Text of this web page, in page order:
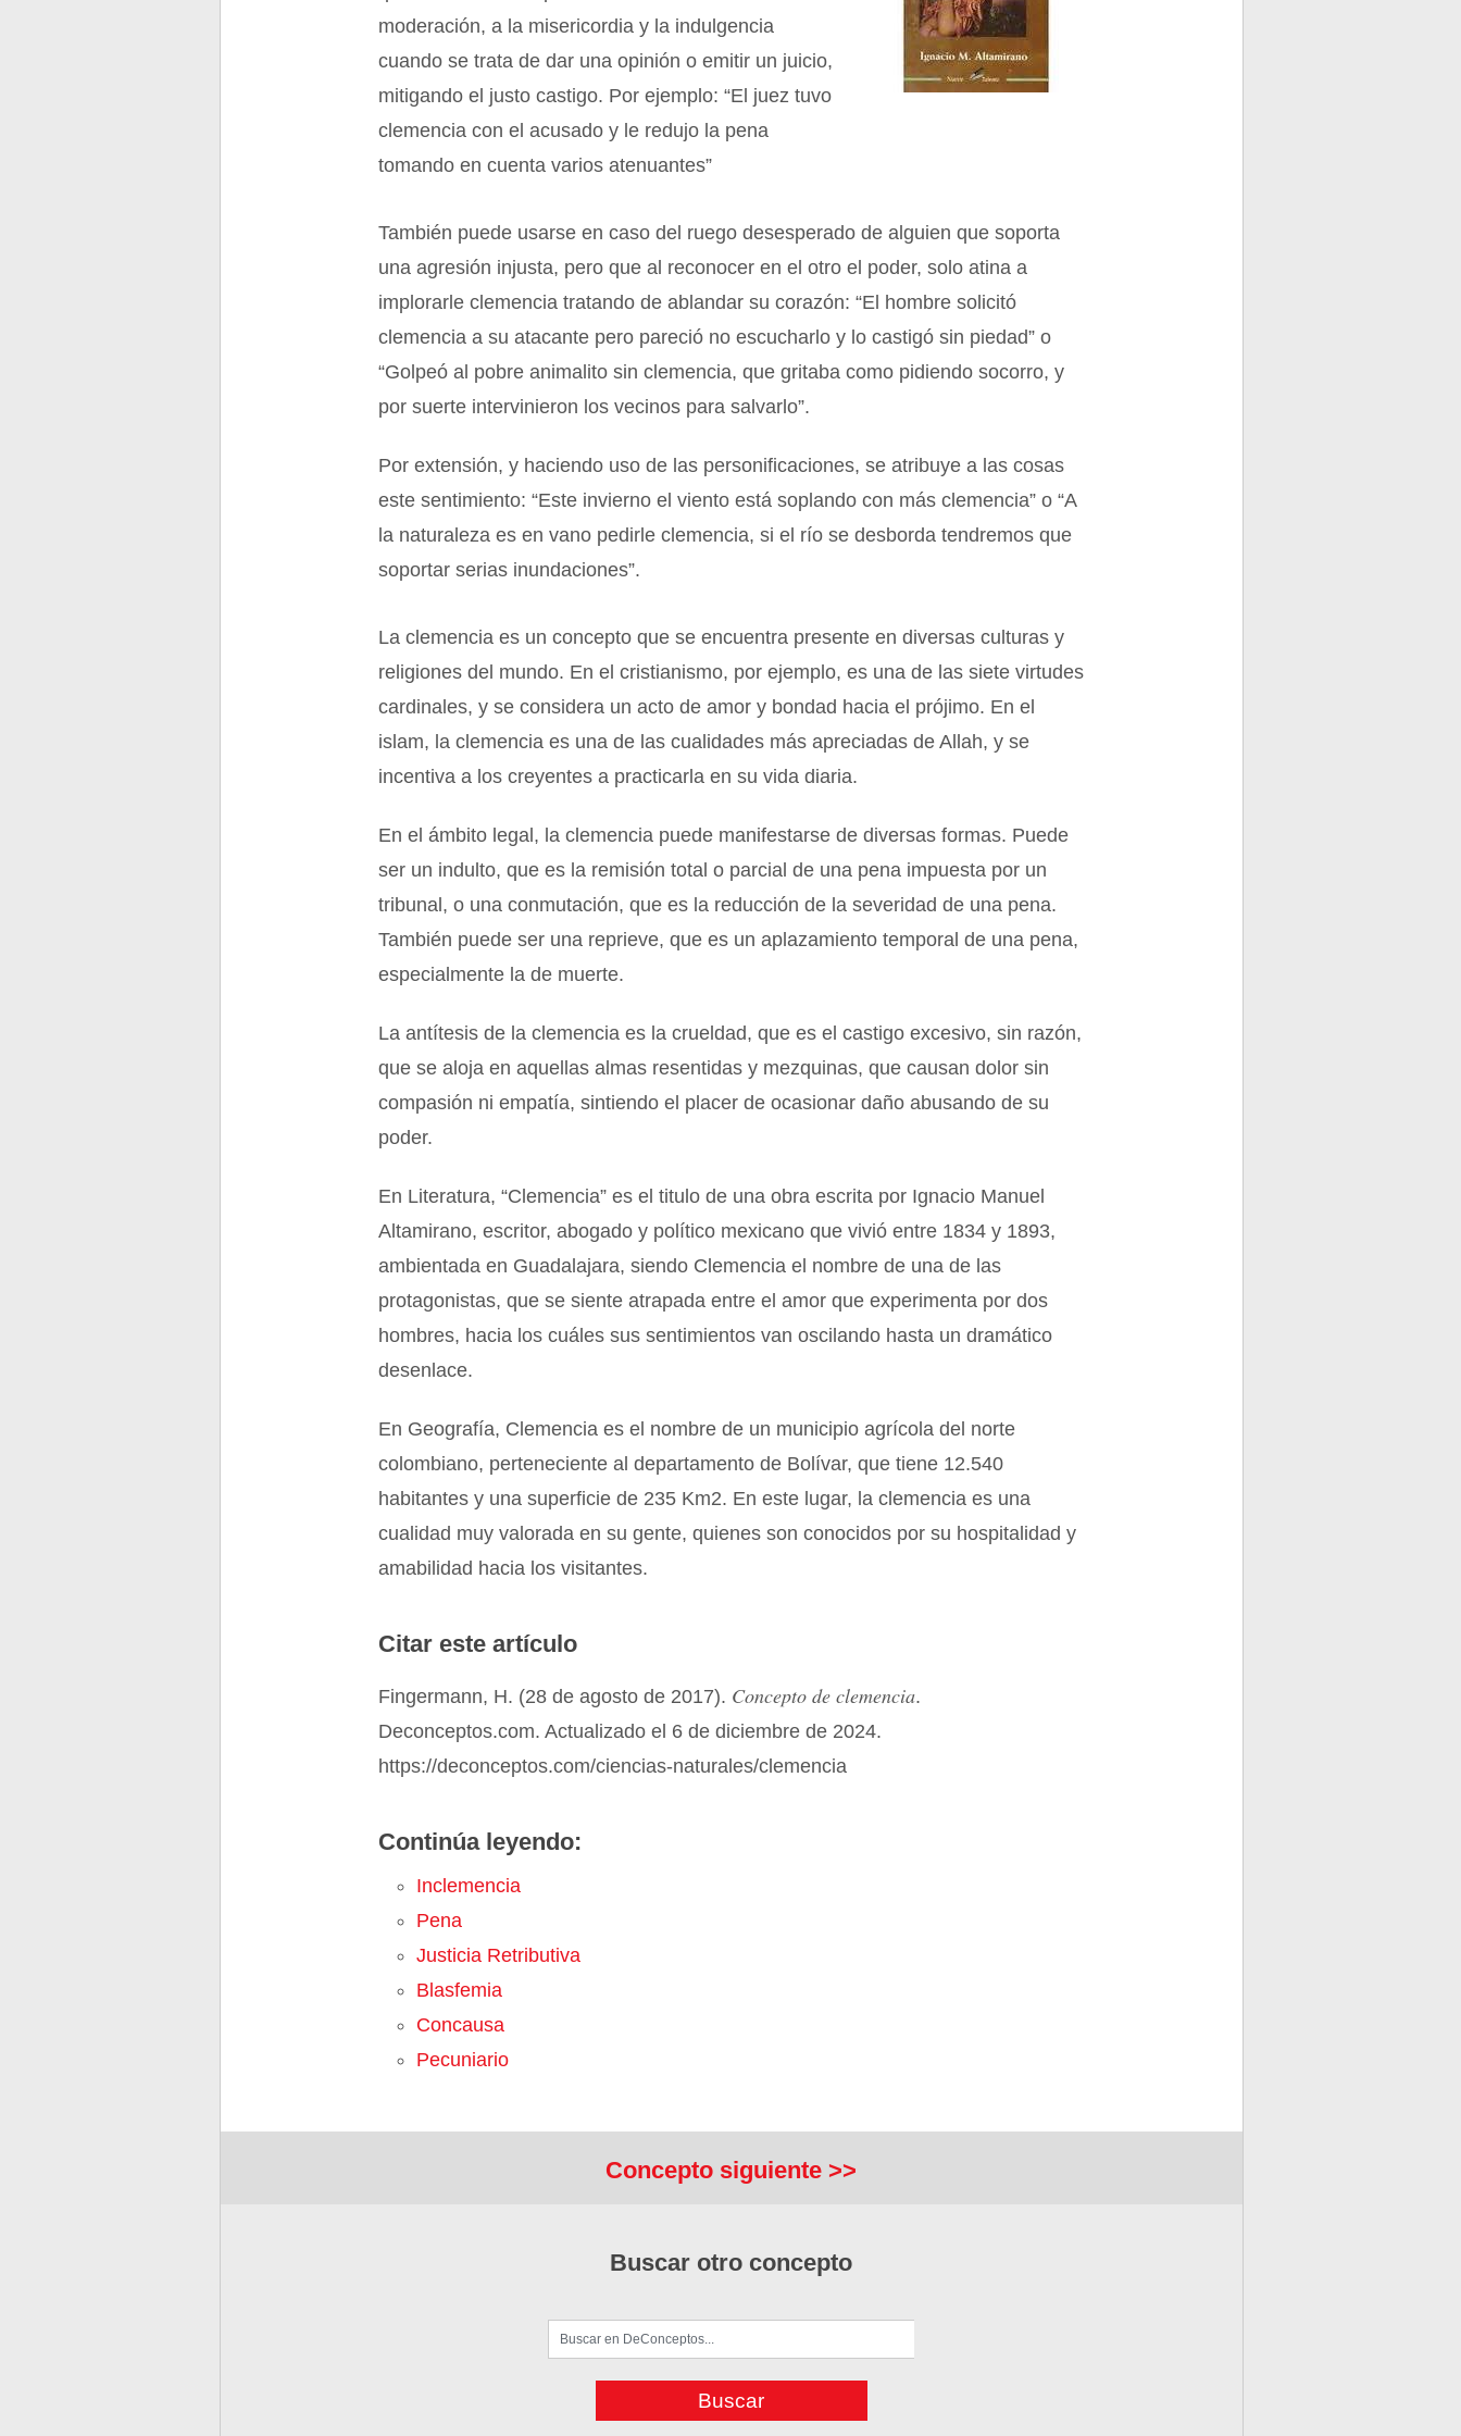
moderación, a la misericordia y la indulgencia
cuando se trata de dar una opinión o emitir un juicio,
mitigando el justo castigo. Por ejemplo: “El juez tuvo
clemencia con el acusado y le redujo la pena
tomando en cuenta varios atenuantes”
También puede usarse en caso del ruego desesperado de alguien que soporta
una agresión injusta, pero que al reconocer en el otro el poder, solo atina a
implorarle clemencia tratando de ablandar su corazón: “El hombre solicitó
clemencia a su atacante pero pareció no escucharlo y lo castigó sin piedad” o
“Golpeó al pobre animalito sin clemencia, que gritaba como pidiendo socorro, y
por suerte intervinieron los vecinos para salvarlo”.
Por extensión, y haciendo uso de las personificaciones, se atribuye a las cosas
este sentimiento: “Este invierno el viento está soplando con más clemencia” o “A
la naturaleza es en vano pedirle clemencia, si el río se desborda tendremos que
soportar serias inundaciones”.
La clemencia es un concepto que se encuentra presente en diversas culturas y
religiones del mundo. En el cristianismo, por ejemplo, es una de las siete virtudes
cardinales, y se considera un acto de amor y bondad hacia el prójimo. En el
islam, la clemencia es una de las cualidades más apreciadas de Allah, y se
incentiva a los creyentes a practicarla en su vida diaria.
En el ámbito legal, la clemencia puede manifestarse de diversas formas. Puede
ser un indulto, que es la remisión total o parcial de una pena impuesta por un
tribunal, o una conmutación, que es la reducción de la severidad de una pena.
También puede ser una reprieve, que es un aplazamiento temporal de una pena,
especialmente la de muerte.
La antítesis de la clemencia es la crueldad, que es el castigo excesivo, sin razón,
que se aloja en aquellas almas resentidas y mezquinas, que causan dolor sin
compasión ni empatía, sintiendo el placer de ocasionar daño abusando de su
poder.
En Literatura, “Clemencia” es el titulo de una obra escrita por Ignacio Manuel
Altamirano, escritor, abogado y político mexicano que vivió entre 1834 y 1893,
ambientada en Guadalajara, siendo Clemencia el nombre de una de las
protagonistas, que se siente atrapada entre el amor que experimenta por dos
hombres, hacia los cuáles sus sentimientos van oscilando hasta un dramático
desenlace.
En Geografía, Clemencia es el nombre de un municipio agrícola del norte
colombiano, perteneciente al departamento de Bolívar, que tiene 12.540
habitantes y una superficie de 235 Km2. En este lugar, la clemencia es una
cualidad muy valorada en su gente, quienes son conocidos por su hospitalidad y
amabilidad hacia los visitantes.
Citar este artículo
Fingermann, H. (28 de agosto de 2017). Concepto de clemencia.
Deconceptos.com. Actualizado el 6 de diciembre de 2024.
https://deconceptos.com/ciencias-naturales/clemencia
Continúa leyendo:
Inclemencia
Pena
Justicia Retributiva
Blasfemia
Concausa
Pecuniario
Concepto siguiente >>
Buscar otro concepto